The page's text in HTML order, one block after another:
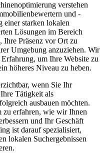
verstehen
und -
einer starken lokalen
Lösungen im Bereich
Ihre Präsenz vor Ort zu
Umgebung anzuziehen. Wir
um Ihre Website zu
höheres Niveau zu heben.
wenn Sie Ihr
Tätigkeit als
ausbauen möchten.
zu erfahren, wie wir Ihnen
und Ihr Geschäft
ist darauf spezialisiert,
lokalen Suchergebnissen